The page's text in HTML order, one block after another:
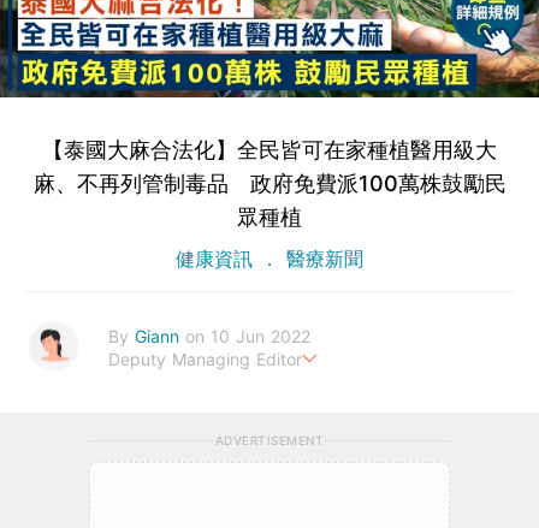
【泰國大麻合法化】全民皆可在家種植醫用級大
麻、不再列管制毒品 政府免費派100萬株鼓勵民
眾種植
健康資訊 醫療新聞
By Giann on 10 Jun 2022
Deputy Managing Editor
ADVERTISEMENT